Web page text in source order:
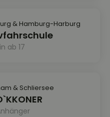
& Hamburg-Harburg
ab 17
& Schliersee